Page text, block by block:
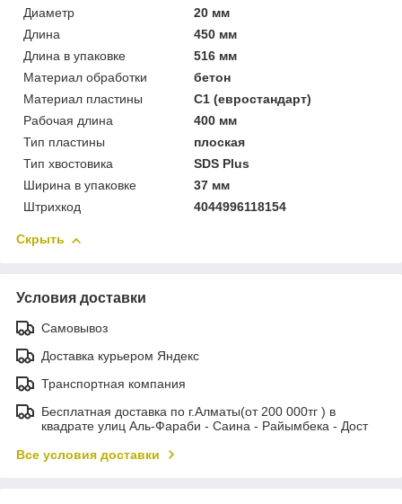
Диаметр
20 мм
Длина
450 мм
Длина в упаковке
516 мм
Материал обработки
бетон
Материал пластины
С1 (евростандарт)
Рабочая длина
400 мм
Тип пластины
плоская
Тип хвостовика
SDS Plus
Ширина в упаковке
37 мм
Штрихкод
4044996118154
Скрыть
Условия доставки
Самовывоз
Доставка курьером Яндекс
Транспортная компания
Бесплатная доставка по г.Алматы(от 200 000тг ) в
квадрате улиц Аль-Фараби - Саина - Райымбека - Дост
Все условия доставки